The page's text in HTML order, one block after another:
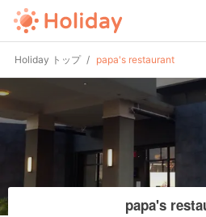
Holiday トップ papa's restaurant
papa's